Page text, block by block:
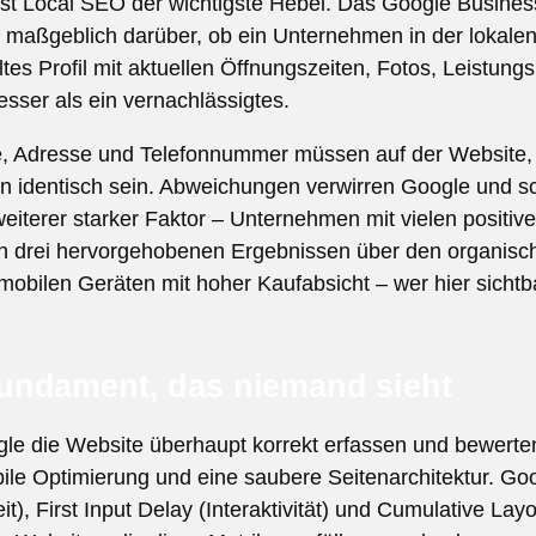
darüber, ob ein Unternehmen in der
Profil mit aktuellen Öffnungszeiten, Fotos,
als ein vernachlässigtes.
und Telefonnummer müssen auf der
identisch sein. Abweichungen verwirren Google und
starker Faktor – Unternehmen mit vielen
hervorgehobenen Ergebnissen über den
Geräten mit hoher Kaufabsicht – wer hier
die Website überhaupt korrekt erfassen und
Optimierung und eine saubere Seitenarchitektur.
First Input Delay (Interaktivität) und Cumulative